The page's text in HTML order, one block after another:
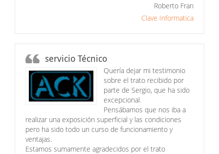
Roberto Fran
Clave Informatica
servicio Técnico
Quería dejar mi testimonio
sobre el trato recibido por
parte de Sergio, que ha sido
excepcional.
Pensábamos que nos iba a
realizar una exposición superficial y las condiciones
pero ha sido todo un curso de funcionamiento y
ventajas.
Estamos sumamente agradecidos por el trato